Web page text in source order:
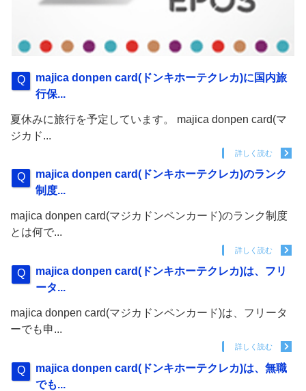
majica donpen card(ドンキホーテクレカ)に国内旅
行保...
夏休みに旅行を予定しています。 majica donpen card(マ
ジカド...
詳しく読む
majica donpen card(ドンキホーテクレカ)のランク
制度...
majica donpen card(マジカドンペンカード)のランク制度
とは何で...
詳しく読む
majica donpen card(ドンキホーテクレカ)は、フリ
ータ...
majica donpen card(マジカドンペンカード)は、フリータ
ーでも申...
詳しく読む
majica donpen card(ドンキホーテクレカ)は、無職
でも...